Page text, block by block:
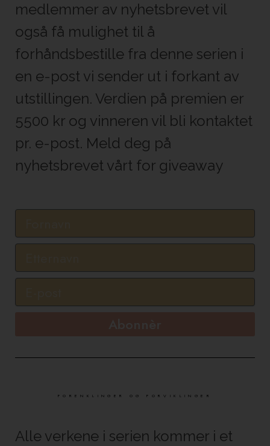
medlemmer av nyhetsbrevet vil
også få mulighet til å
forhåndsbestille fra denne serien i
en e-post vi sender ut i forkant av
utstillingen. Verdien på premien er
5500 kr og vinneren vil bli kontaktet
pr. e-post. Meld deg på
nyhetsbrevet vårt for giveaway
FORENKLINGER OG FORVIKLINGER
Alle verkene i serien kommer i et